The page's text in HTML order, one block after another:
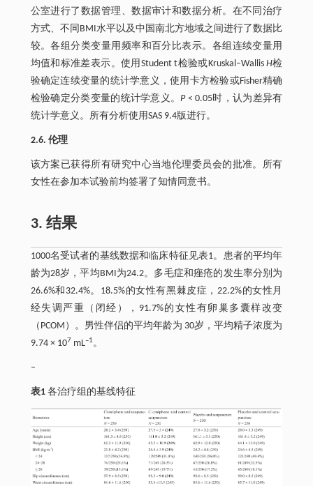
公室进行了数据管理、数据审计和数据分析。在不同治疗
方式、不同BMI水平以及中国南北方地域之间进行了数据比
较。各组分类变量用频率和百分比表示。各组连续变量用
均值和标准差表示。使用Student t检验或Kruskal–WallisH检
验确定连续变量的统计学意义，使用卡方检验或Fisher精确
检验确定分类变量的统计学意义。P< 0.05时，认为差异有
统计学意义。所有分析使用SAS 9.4版进行。
2.6. 伦理
该方案已获得所有研究中心当地伦理委员会的批准。所有
女性在参加本试验前均签署了知情同意书。
3. 结果
1000名受试者的基线数据和临床特征见表1。患者的平均年
龄为28岁，平均BMI为24.2。多毛症和痤疮的发生率分别为
26.6%和32.4%。18.5%的女性有黑棘皮症，22.2%的女性月
经失调严重（闭经），91.7%的女性有卵巢多囊样改变
（PCOM）。男性伴侣的平均年龄为 30岁，平均精子浓度为
9.74 × 107 mL–1。
–
表1 各治疗组的基线特征